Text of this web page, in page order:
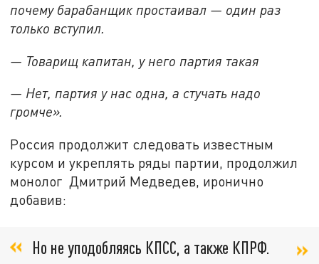
почему барабанщик простаивал — один раз
только вступил.
— Товарищ капитан, у него партия такая
— Нет, партия у нас одна, а стучать надо
громче».
Россия продолжит следовать известным
курсом и укреплять ряды партии, продолжил
монолог Дмитрий Медведев, иронично
добавив:
Но не уподобляясь КПСС, а также КПРФ.